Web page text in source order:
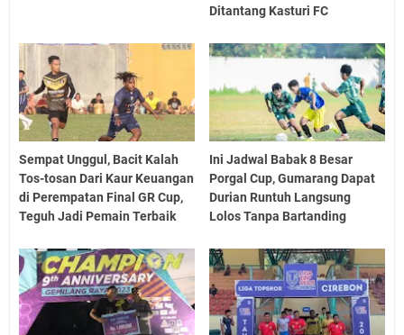
Ditantang Kasturi FC
Sempat Unggul, Bacit Kalah
Tos-tosan Dari Kaur Keuangan
di Perempatan Final GR Cup,
Teguh Jadi Pemain Terbaik
Ini Jadwal Babak 8 Besar
Porgal Cup, Gumarang Dapat
Durian Runtuh Langsung
Lolos Tanpa Bartanding